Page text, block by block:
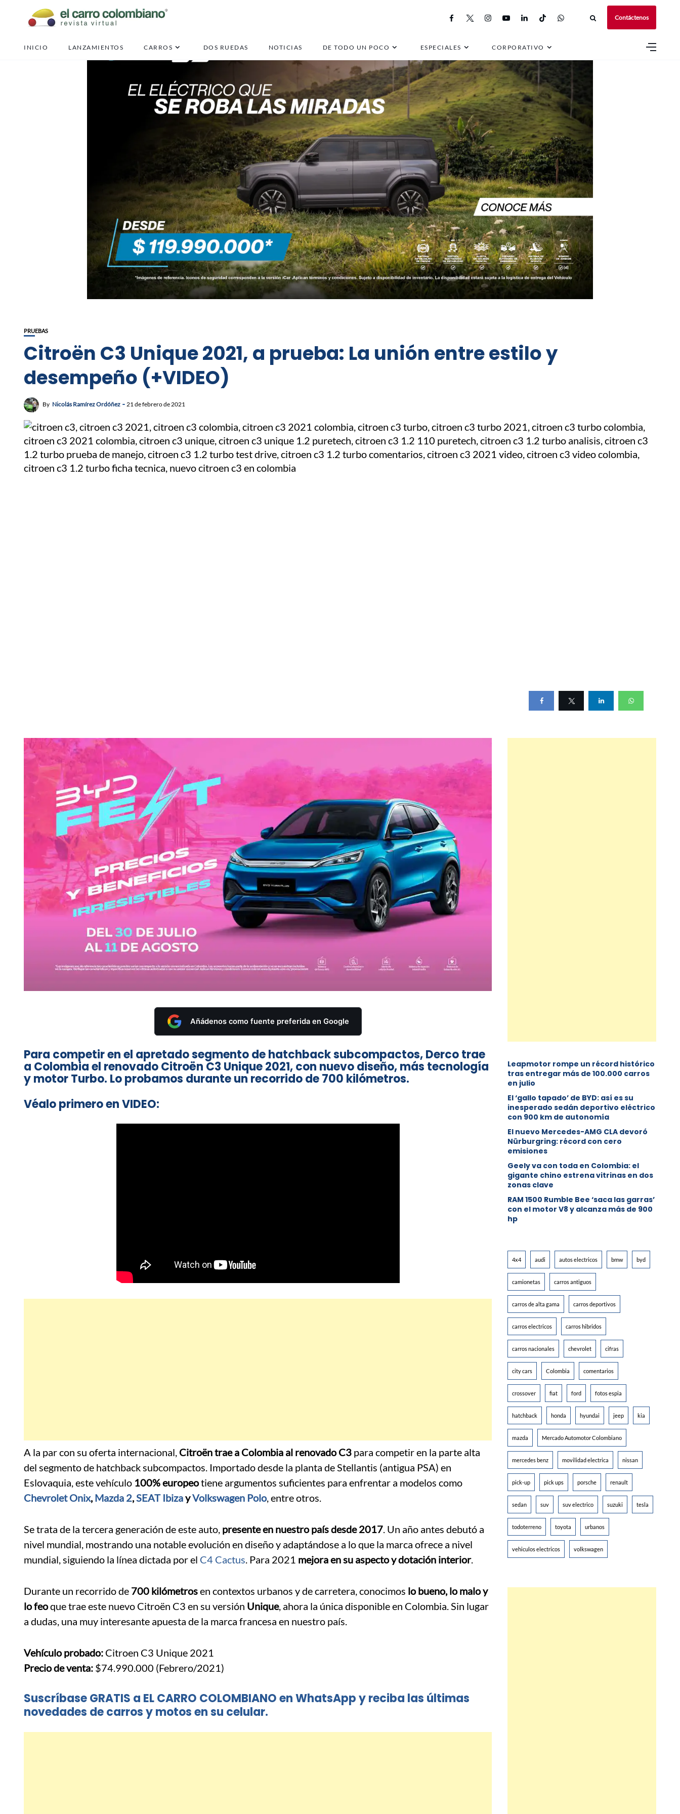
Contáctenos
INICIO LANZAMIENTOS CARROS DOS RUEDAS NOTICIAS DE TODO UN POCO ESPECIALES CORPORATIVO
PRUEBAS
Citroën C3 Unique 2021, a prueba: La unión entre estilo y
desempeño (+VIDEO)
By Nicolás Ramírez Ordóñez 21 de febrero de 2021
Añádenos como fuente preferida en Google
Para competir en el apretado segmento de hatchback subcompactos, Derco trae
a Colombia el renovado Citroën C3 Unique 2021, con nuevo diseño, más tecnología
y motor Turbo. Lo probamos durante un recorrido de 700 kilómetros.
Véalo primero en VIDEO:
A la par con su oferta internacional, Citroën trae a Colombia al renovado C3 para competir en la parte alta
del segmento de hatchback subcompactos. Importado desde la planta de Stellantis (antigua PSA) en
Eslovaquia, este vehículo 100% europeotiene argumentos suficientes para enfrentar a modelos como
Chevrolet Onix,Mazda 2,SEAT IbizayVolkswagen Polo, entre otros.
Se trata de la tercera generación de este auto, presente en nuestro país desde 2017. Un año antes debutó a
nivel mundial, mostrando una notable evolución en diseño y adaptándose a lo que la marca ofrece a nivel
mundial, siguiendo la línea dictada por el C4 Cactus. Para 2021 mejora en su aspecto y dotación interior.
Durante un recorrido de 700 kilómetrosen contextos urbanos y de carretera, conocimos lo bueno, lo malo y
lo feoque trae este nuevo Citroën C3 en su versión Unique, ahora la única disponible en Colombia. Sin lugar
a dudas, una muy interesante apuesta de la marca francesa en nuestro país.
Vehículo probado: Citroen C3 Unique 2021
Precio de venta: $74.990.000 (Febrero/2021)
Suscríbase GRATIS a EL CARRO COLOMBIANO en WhatsApp y reciba las últimas
novedades de carros y motos en su celular.
Leapmotor rompe un récord histórico
tras entregar más de 100.000 carros
en julio
El ‘gallo tapado’ de BYD: así es su
inesperado sedán deportivo eléctrico
con 900 km de autonomía
El nuevo Mercedes-AMG CLA devoró
Nürburgring: récord con cero
emisiones
Geely va con toda en Colombia: el
gigante chino estrena vitrinas en dos
zonas clave
RAM 1500 Rumble Bee ‘saca las garras’
con el motor V8 y alcanza más de 900
hp
4x4 audi autos electricos bmw byd
camionetas carros antiguos
carros de alta gama carros deportivos
carros electricos carros hibridos
carros nacionales chevrolet cifras
city cars Colombia comentarios
crossover fiat ford fotos espia
hatchback honda hyundai jeep kia
mazda Mercado Automotor Colombiano
mercedes benz movilidad electrica nissan
pick-up pick ups porsche renault
sedan suv suv electrico suzuki tesla
todoterreno toyota urbanos
vehiculos electricos volkswagen